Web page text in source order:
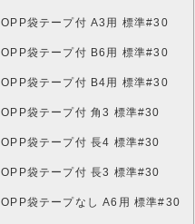
OPP袋テープ付 A3用 標準#30
OPP袋テープ付 B6用 標準#30
OPP袋テープ付 B4用 標準#30
OPP袋テープ付 角3 標準#30
OPP袋テープ付 長4 標準#30
OPP袋テープ付 長3 標準#30
OPP袋テープなし A6用 標準#30